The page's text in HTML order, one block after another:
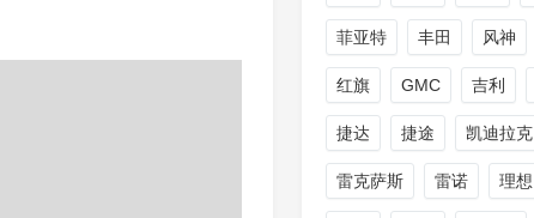
菲亚特 丰田 风神
红旗 GMC 吉利
捷达 捷途 凯迪拉克
雷克萨斯 雷诺 理想